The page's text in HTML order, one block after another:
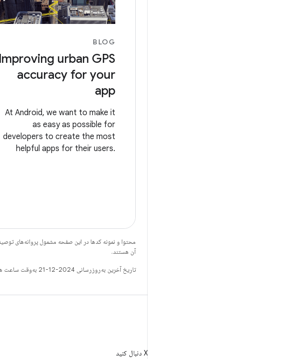
BLOG
Improving urban GPS
accuracy for your
app
At Android, we want to make it
as easy as possible for
developers to create the most
helpful apps for their users.
محتوا و نمونه کدها در این صفحه مشمول پروانه‌های
آن هستند.
تاریخ آخرین به‌روزرسانی 2024-12-21 به‌وقت ساعت هماهنگ جهانی.